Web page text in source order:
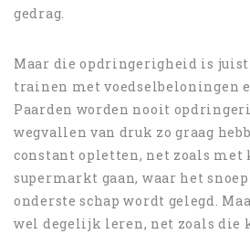
gedrag.
Maar die opdringerigheid is juist
trainen met voedselbeloningen
Paarden worden nooit
wegvallen van druk zo graag
constant opletten, net zoals met
supermarkt gaan, waar het
onderste schap wordt gelegd.
wel degelijk leren, net zoals die